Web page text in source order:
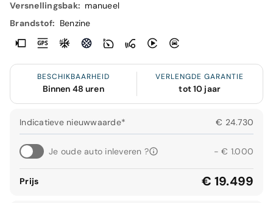
Versnellingsbak: manueel
Brandstof: Benzine
BESCHIKBAARHEID
Binnen 48 uren
VERLENGDE GARANTIE
tot 10 jaar
Indicatieve nieuwwaarde* € 24.730
Je oude auto inleveren ? - € 1.000
Prijs € 19.499